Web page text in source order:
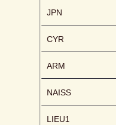
JPN
CYR
ARM
NAISS
LIEU1